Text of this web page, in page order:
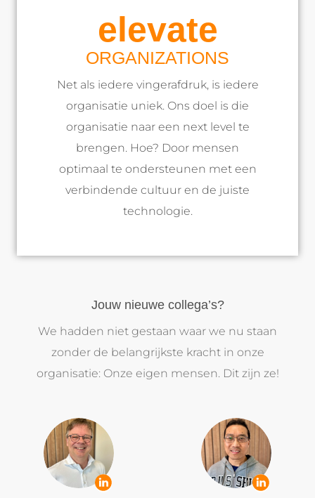
elevate
ORGANIZATIONS
Net als iedere vingerafdruk, is iedere
organisatie uniek. Ons doel is die
organisatie naar een next level te
brengen. Hoe? Door mensen
optimaal te ondersteunen met een
verbindende cultuur en de juiste
technologie.
Jouw nieuwe collega’s?
We hadden niet gestaan waar we nu staan
zonder de belangrijkste kracht in onze
organisatie: Onze eigen mensen. Dit zijn ze!